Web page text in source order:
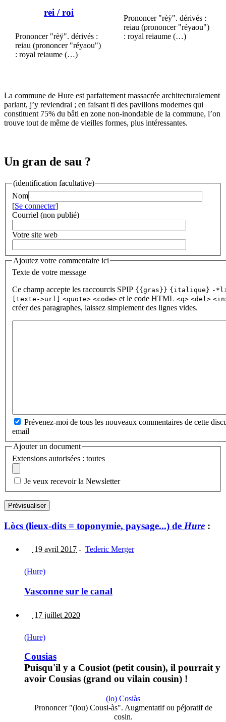
rei / roi
Prononcer "rèÿ". dérivés :
reiau (prononcer "réyaou")
: royal reiaume (…)
Prononcer "rèÿ". dérivés :
reiau (prononcer "réyaou")
: royal reiaume (…)
La commune de Hure est parfaitement massacrée architecturalement
parlant, j’y reviendrai ; en faisant fi des pavillons modernes qui
constituent 75% du bâti en zone non-inondable de la commune, l’on
trouve tout de même de vieilles formes, plus intéressantes.
Un gran de sau ?
(identification facultative)
Nom
[Se connecter]
Courriel (non publié)
Votre site web
Ajoutez votre commentaire ici
Texte de votre message
Ce champ accepte les raccourcis SPIP {{gras}} {italique} -
[texte->url]
<quote> <code> et le code HTML <q> <del>
créer des paragraphes, laissez simplement des lignes vides.
Prévenez-moi de tous les nouveaux commentaires de cette
email
Ajouter un document
Extensions autorisées : toutes
Je veux recevoir la Newsletter
Lòcs (lieux-dits = toponymie, paysage...) de Hure :
19 avril 2017 - Tederic Merger
(Hure)
Vasconne sur le canal
17 juillet 2020
(Hure)
Cousias
Puisqu'il y a Cousiot (petit cousin), il pourrait y
avoir Cousias (grand ou vilain cousin) !
(lo) Cosiàs
Prononcer "(lou) Cousi-às". Augmentatif ou péjoratif de
cosin.